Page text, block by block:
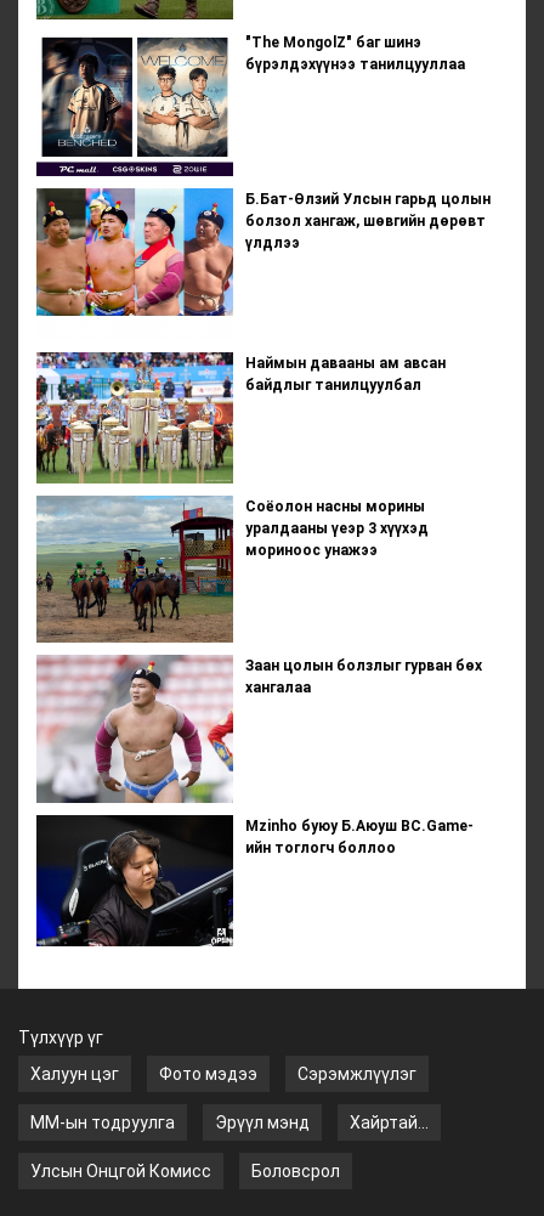
"The MongolZ" баг шинэ
бүрэлдэхүүнээ танилцууллаа
Б.Бат-Өлзий Улсын гарьд цолын
болзол хангаж, шөвгийн дөрөвт
үлдлээ
Наймын давааны ам авсан
байдлыг танилцуулбал
Соёолон насны морины
уралдааны үеэр 3 хүүхэд
мориноос унажээ
Заан цолын болзлыг гурван бөх
хангалаа
Mzinho буюу Б.Аюуш BC.Game-
ийн тоглогч боллоо
Түлхүүр үг
Халуун цэг
Фото мэдээ Сэрэмжлүүлэг
ММ-ын тодруулга Эрүүл мэнд Хайртай...
Улсын Онцгой Комисс Боловсрол